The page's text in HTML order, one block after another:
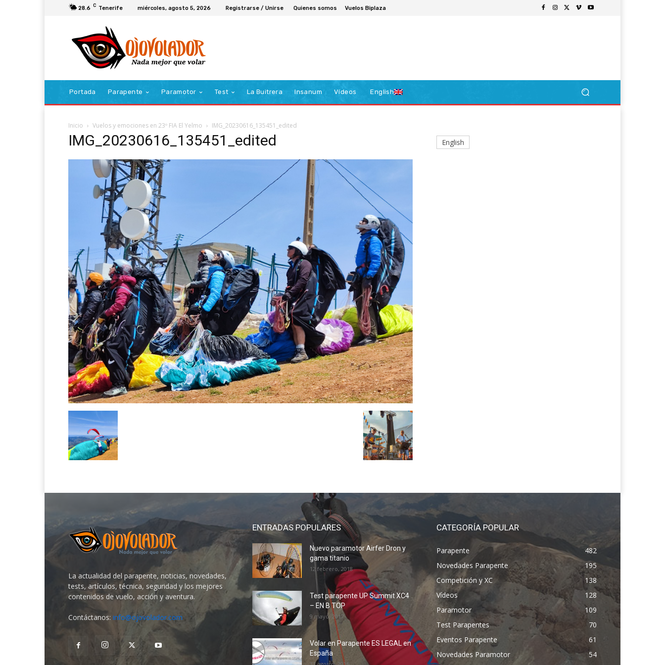
28.6 C Tenerife miércoles, agosto 5, 2026 Registrarse / Unirse Quienes somos Vuelos Biplaza
Portada Parapente Paramotor Test La Buitrera Insanum Vídeos English
Inicio Vuelos y emociones en 23º FIA El Yelmo IMG_20230616_135451_edited
IMG_20230616_135451_edited English
La actualidad del parapente, noticias, novedades,
tests, artículos, técnica, seguridad y los mejores
contenidos de vuelo, acción y aventura.
Contáctanos: info@ojovolador.com
ENTRADAS POPULARES
Nuevo paramotor Airfer Dron y
gama titanio
12 febrero, 2018
Test parapente UP Summit XC4
– EN B TOP
9 mayo, 2017
Volar en Parapente ES LEGAL en
España
CATEGORÍA POPULAR
Parapente
482
Novedades Parapente
195
Competición y XC
138
Vídeos
128
Paramotor
109
Test Parapentes
70
Eventos Parapente
61
Novedades Paramotor
54